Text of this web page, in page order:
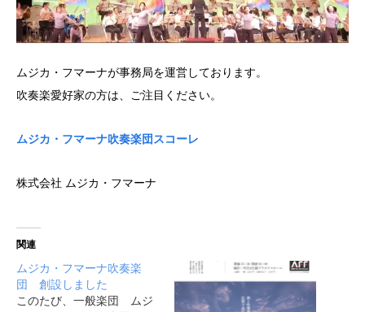
ムジカ・フマーナが事務局を運営しております。
吹奏楽愛好家の方は、ご注目ください。
ムジカ・フマーナ吹奏楽団スコーレ
株式会社 ムジカ・フマーナ
関連
ムジカ・フマーナ吹奏楽
団 創設しました
このたび、一般楽団 ムジ